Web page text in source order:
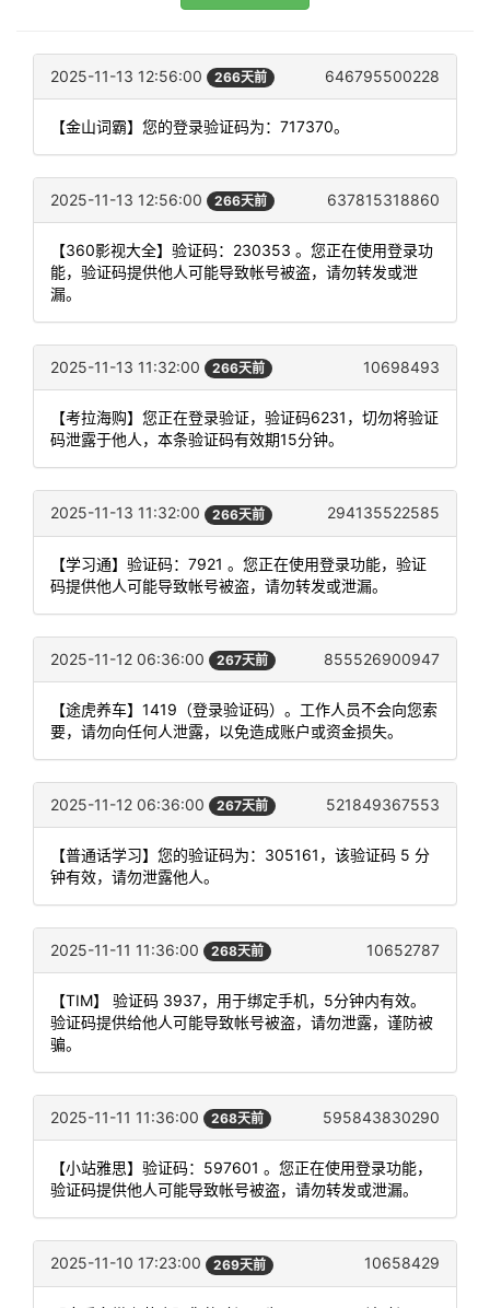
2025-11-13 12:56:00 266天前 646795500228
【金山词霸】您的登录验证码为：717370。
2025-11-13 12:56:00 266天前 637815318860
【360影视大全】验证码：230353 。您正在使用登录功
能，验证码提供他人可能导致帐号被盗，请勿转发或泄
漏。
2025-11-13 11:32:00 266天前 10698493
【考拉海购】您正在登录验证，验证码6231，切勿将验证
码泄露于他人，本条验证码有效期15分钟。
2025-11-13 11:32:00 266天前 294135522585
【学习通】验证码：7921 。您正在使用登录功能，验证
码提供他人可能导致帐号被盗，请勿转发或泄漏。
2025-11-12 06:36:00 267天前 855526900947
【途虎养车】1419（登录验证码）。工作人员不会向您索
要，请勿向任何人泄露，以免造成账户或资金损失。
2025-11-12 06:36:00 267天前 521849367553
【普通话学习】您的验证码为：305161，该验证码 5 分
钟有效，请勿泄露他人。
2025-11-11 11:36:00 268天前 10652787
【TIM】 验证码 3937，用于绑定手机，5分钟内有效。
验证码提供给他人可能导致帐号被盗，请勿泄露，谨防被
骗。
2025-11-11 11:36:00 268天前 595843830290
【小站雅思】验证码：597601 。您正在使用登录功能，
验证码提供他人可能导致帐号被盗，请勿转发或泄漏。
2025-11-10 17:23:00 269天前 10658429